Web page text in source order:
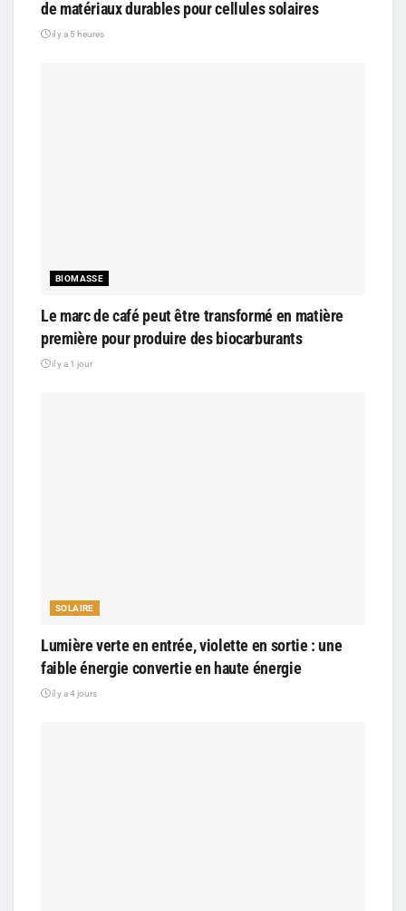
de matériaux durables pour cellules solaires
il y a 5 heures
BIOMASSE
Le marc de café peut être transformé en matière
première pour produire des biocarburants
il y a 1 jour
SOLAIRE
Lumière verte en entrée, violette en sortie : une
faible énergie convertie en haute énergie
il y a 4 jours